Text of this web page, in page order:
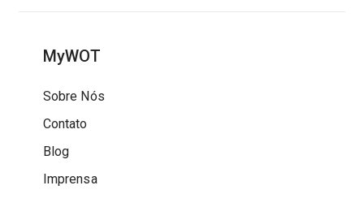
MyWOT
Sobre Nós
Contato
Blog
Imprensa